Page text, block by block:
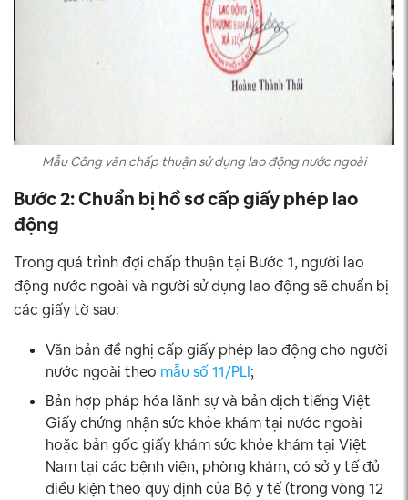
Mẫu Công văn chấp thuận sử dụng lao động nước ngoài
Bước 2: Chuẩn bị hồ sơ cấp giấy phép lao
động
Trong quá trình đợi chấp thuận tại Bước 1, người lao
động nước ngoài và người sử dụng lao động sẽ chuẩn bị
các giấy tờ sau:
Văn bản đề nghị cấp giấy phép lao động cho người
nước ngoài theo mẫu số 11/PLI;
Bản hợp pháp hóa lãnh sự và bản dịch tiếng Việt
Giấy chứng nhận sức khỏe khám tại nước ngoài
hoặc bản gốc giấy khám sức khỏe khám tại Việt
Nam tại các bệnh viện, phòng khám, có sở y tế đủ
điều kiện theo quy định của Bộ y tế (trong vòng 12